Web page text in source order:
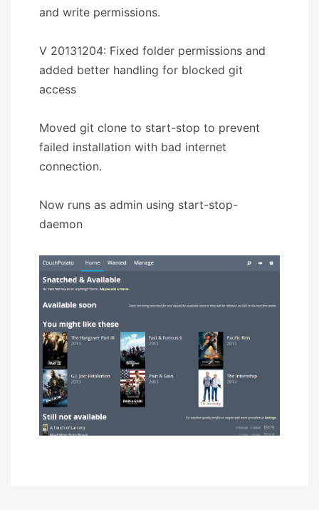
and write permissions.
V 20131204: Fixed folder permissions and
added better handling for blocked git
access
Moved git clone to start-stop to prevent
failed installation with bad internet
connection.
Now runs as admin using start-stop-
daemon